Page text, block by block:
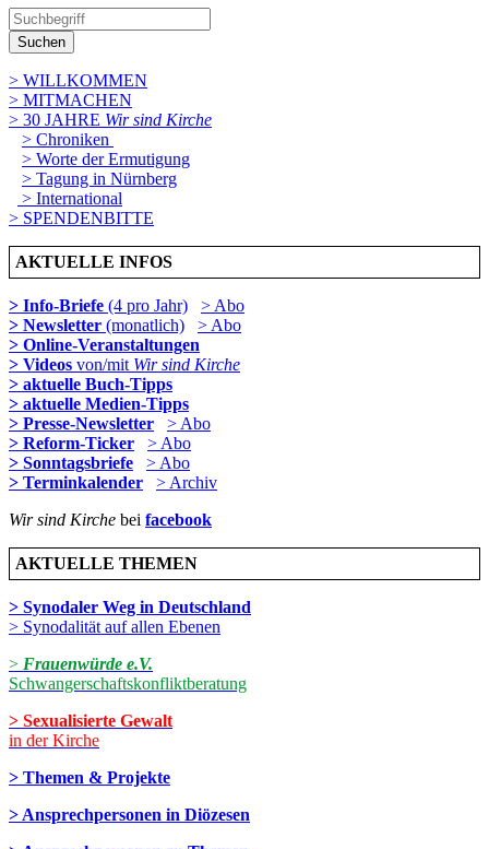
Suchen
> WILLKOMMEN
> MITMACHEN
> 30 JAHRE Wir sind Kirche
> Chroniken
> Worte der Ermutigung
> Tagung in Nürnberg
> International
> SPENDENBITTE
AKTUELLE INFOS
> Info-Briefe (4 pro Jahr)
> Abo
> Newsletter (monatlich)
> Abo
> Online-Veranstaltungen
> Videos von/mit Wir sind Kirche
> aktuelle Buch-Tipps
> aktuelle Medien-Tipps
> Presse-Newsletter
> Abo
> Reform-Ticker
> Abo
> Sonntagsbriefe
> Abo
> Terminkalender
> Archiv
Wir sind Kirche bei facebook
AKTUELLE THEMEN
> Synodaler Weg in Deutschland
> Synodalität auf allen Ebenen
> Frauenwürde e.V.
Schwangerschaftskonfliktberatung
> Sexualisierte Gewalt
in der Kirche
> Themen & Projekte
> Ansprechpersonen in Diözesen